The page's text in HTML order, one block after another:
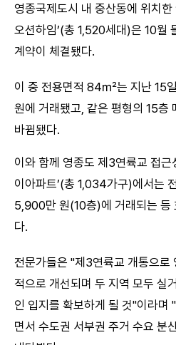
영종국제도시 내 중산동에 위치한
오션하임’(총 1,520세대)은 10월
계약이 체결됐다.
이 중 전용면적 84㎡는 지난 15
원에 거래됐고, 같은 평형의 15
바뀜됐다.
이와 함께 영종도 제3연륙교 접근
이아파트’(총 1,034가구)에서는
5,900만 원(10층)에 거래되는 등
다.
전문가들은 "제3연륙교 개통으로
적으로 개선되며 두 지역 모두 실
인 입지를 확보하게 될 것"이라며
면서 수도권 서부권 주거 수요 분